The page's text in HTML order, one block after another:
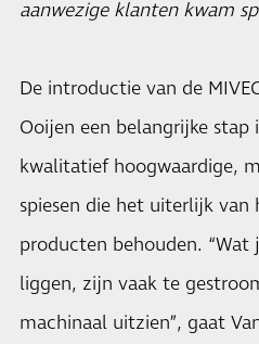
aanwezige klanten kwam
De introductie van de
Ooijen een belangrijke
kwalitatief hoogwaardige,
spiesen die het uiterlijk van
producten behouden.
liggen, zijn vaak te
machinaal uitzien”, gaat